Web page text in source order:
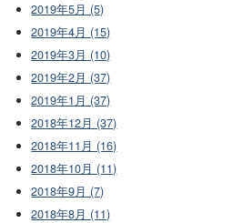
2019年5月 (5)
2019年4月 (15)
2019年3月 (10)
2019年2月 (37)
2019年1月 (37)
2018年12月 (37)
2018年11月 (16)
2018年10月 (11)
2018年9月 (7)
2018年8月 (11)